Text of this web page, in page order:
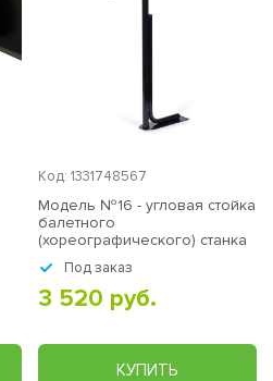
Код: 1331748567
Модель №16 - угловая стойка
балетного
(хореографического) станка
черныйПод заказ
3 520 руб.
КУПИТЬ